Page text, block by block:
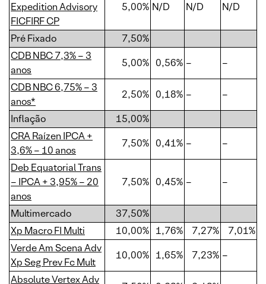
Expedition Advisory
FICFIRF CP
5,00% N/D N/D N/D
Pré Fixado
7,50%
CDB NBC 7,3% – 3
anos
5,00% 0,56% –
–
CDB NBC 6,75% – 3
anos*
2,50% 0,18% –
–
Inflação
15,00%
CRA Raízen IPCA +
3,6% – 10 anos
7,50% 0,41% –
–
Deb Equatorial Trans
– IPCA + 3,95% – 20
anos
7,50% 0,45% – –
Multimercado
37,50%
Xp Macro FI Multi
10,00% 1,76% 7,27%
7,01%
Verde Am Scena Adv
Xp Seg Prev Fc Mult
10,00% 1,65% 7,23% –
Absolute Vertex Adv